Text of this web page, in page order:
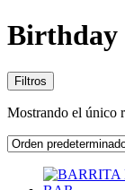
Birthday
Filtros
Mostrando el único